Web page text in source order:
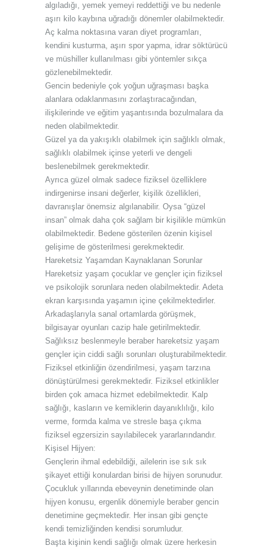
algıladığı, yemek yemeyi reddettiği ve bu nedenle
aşırı kilo kaybına uğradığı dönemler olabilmektedir.
Aç kalma noktasına varan diyet programları,
kendini kusturma, aşırı spor yapma, idrar söktürücü
ve müshiller kullanılması gibi yöntemler sıkça
gözlenebilmektedir.
Gencin bedeniyle çok yoğun uğraşması başka
alanlara odaklanmasını zorlaştıracağından,
ilişkilerinde ve eğitim yaşantısında bozulmalara da
neden olabilmektedir.
Güzel ya da yakışıklı olabilmek için sağlıklı olmak,
sağlıklı olabilmek içinse yeterli ve dengeli
beslenebilmek gerekmektedir.
Ayrıca güzel olmak sadece fiziksel özelliklere
indirgenirse insani değerler, kişilik özellikleri,
davranışlar önemsiz algılanabilir. Oysa “güzel
insan” olmak daha çok sağlam bir kişilikle mümkün
olabilmektedir. Bedene gösterilen özenin kişisel
gelişime de gösterilmesi gerekmektedir.
Hareketsiz Yaşamdan Kaynaklanan Sorunlar
Hareketsiz yaşam çocuklar ve gençler için fiziksel
ve psikolojik sorunlara neden olabilmektedir. Adeta
ekran karşısında yaşamın içine çekilmektedirler.
Arkadaşlarıyla sanal ortamlarda görüşmek,
bilgisayar oyunları cazip hale getirilmektedir.
Sağlıksız beslenmeyle beraber hareketsiz yaşam
gençler için ciddi sağlı sorunları oluşturabilmektedir.
Fiziksel etkinliğin özendirilmesi, yaşam tarzına
dönüştürülmesi gerekmektedir. Fiziksel etkinlikler
birden çok amaca hizmet edebilmektedir. Kalp
sağlığı, kasların ve kemiklerin dayanıklılığı, kilo
verme, formda kalma ve stresle başa çıkma
fiziksel egzersizin sayılabilecek yararlarındandır.
Kişisel Hijyen:
Gençlerin ihmal edebildiği, ailelerin ise sık sık
şikayet ettiği konulardan birisi de hijyen sorunudur.
Çocukluk yıllarında ebeveynin denetiminde olan
hijyen konusu, ergenlik dönemiyle beraber gencin
denetimine geçmektedir. Her insan gibi gençte
kendi temizliğinden kendisi sorumludur.
Başta kişinin kendi sağlığı olmak üzere herkesin